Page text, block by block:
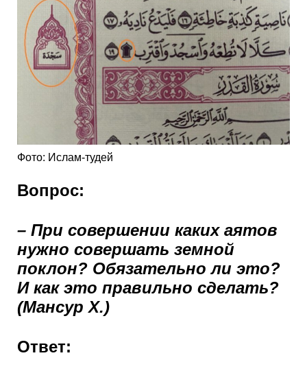
Фото: Ислам-тудей
Вопрос:
– При совершении каких аятов
нужно совершать земной
поклон? Обязательно ли это?
И как это правильно сделать?
(Мансур Х.)
Ответ: